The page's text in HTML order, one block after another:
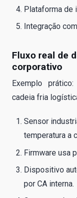
Plataforma de
Integração
Fluxo real de
corporativo
Exemplo
cadeia fria
Sensor
temperatura a
Firmware usa
Dispositivo
por CA interna.